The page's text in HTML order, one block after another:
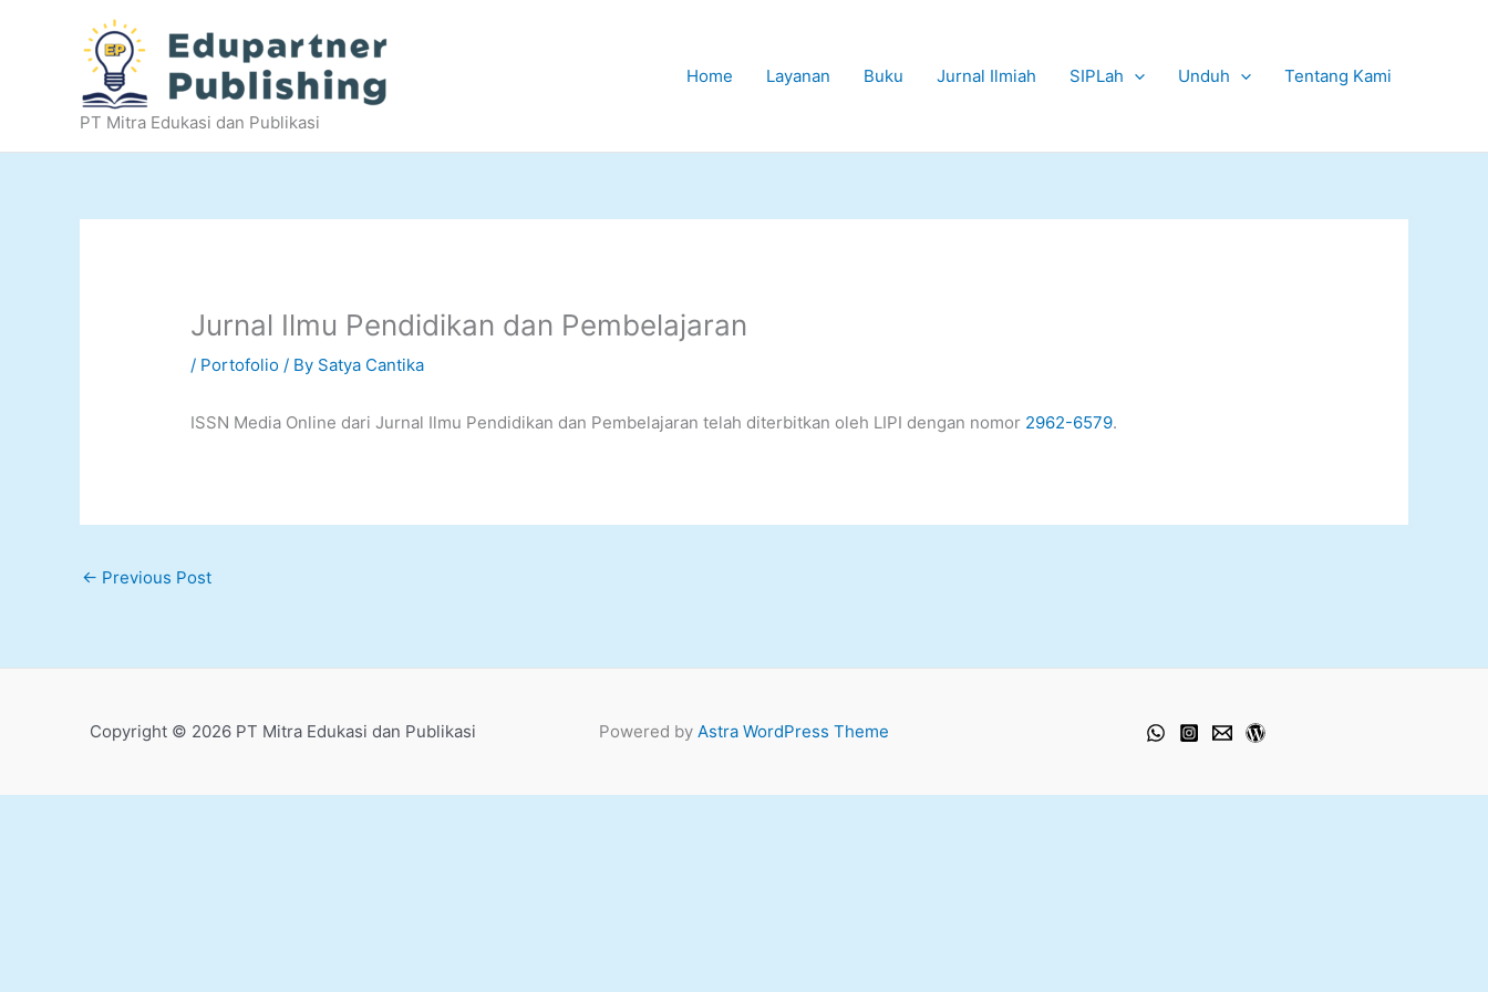
PT Mitra Edukasi dan Publikasi
Home Layanan Buku Jurnal Ilmiah SIPLah Unduh Tentang Kami
Jurnal Ilmu Pendidikan dan Pembelajaran
/ Portofolio / By Satya Cantika
ISSN Media Online dari Jurnal Ilmu Pendidikan dan Pembelajaran telah diterbitkan oleh LIPI dengan nomor 2962-6579.
← Previous Post
Copyright © 2026 PT Mitra Edukasi dan Publikasi Powered by Astra WordPress Theme